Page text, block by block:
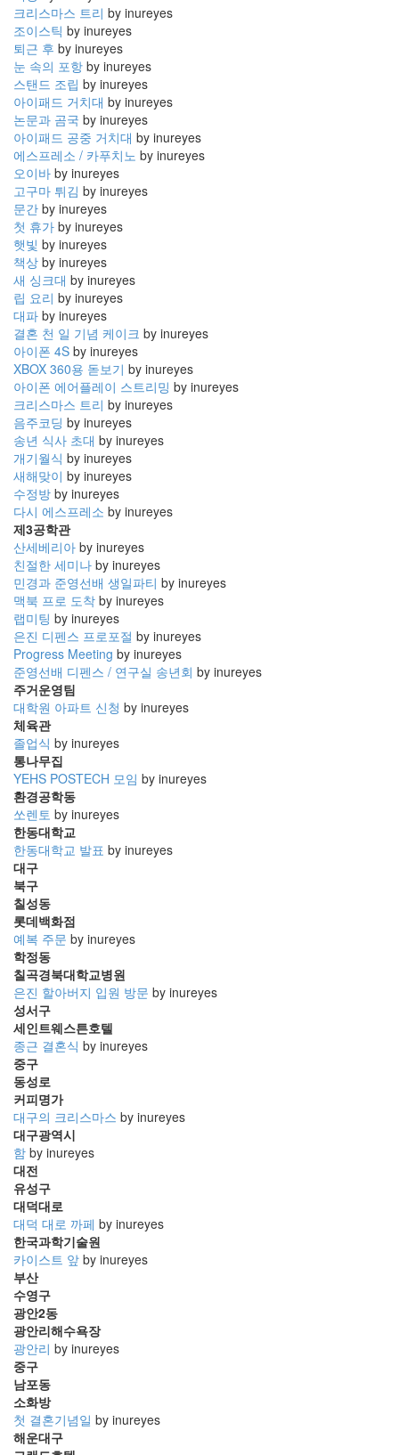
크리스마스 트리 by inureyes
조이스틱 by inureyes
퇴근 후 by inureyes
눈 속의 포항 by inureyes
스탠드 조립 by inureyes
아이패드 거치대 by inureyes
논문과 곰국 by inureyes
아이패드 공중 거치대 by inureyes
에스프레소 / 카푸치노 by inureyes
오이바 by inureyes
고구마 튀김 by inureyes
문간 by inureyes
첫 휴가 by inureyes
햇빛 by inureyes
책상 by inureyes
새 싱크대 by inureyes
립 요리 by inureyes
대파 by inureyes
결혼 천 일 기념 케이크 by inureyes
아이폰 4S by inureyes
XBOX 360용 돋보기 by inureyes
아이폰 에어플레이 스트리밍 by inureyes
크리스마스 트리 by inureyes
음주코딩 by inureyes
송년 식사 초대 by inureyes
개기월식 by inureyes
새해맞이 by inureyes
수정방 by inureyes
다시 에스프레소 by inureyes
제3공학관
산세베리아 by inureyes
친절한 세미나 by inureyes
민경과 준영선배 생일파티 by inureyes
맥북 프로 도착 by inureyes
랩미팅 by inureyes
은진 디펜스 프로포절 by inureyes
Progress Meeting by inureyes
준영선배 디펜스 / 연구실 송년회 by inureyes
주거운영팀
대학원 아파트 신청 by inureyes
체육관
졸업식 by inureyes
통나무집
YEHS POSTECH 모임 by inureyes
환경공학동
쏘렌토 by inureyes
한동대학교
한동대학교 발표 by inureyes
대구
북구
칠성동
롯데백화점
예복 주문 by inureyes
학정동
칠곡경북대학교병원
은진 할아버지 입원 방문 by inureyes
성서구
세인트웨스튼호텔
종근 결혼식 by inureyes
중구
동성로
커피명가
대구의 크리스마스 by inureyes
대구광역시
함 by inureyes
대전
유성구
대덕대로
대덕 대로 까페 by inureyes
한국과학기술원
카이스트 앞 by inureyes
부산
수영구
광안2동
광안리해수욕장
광안리 by inureyes
중구
남포동
소화방
첫 결혼기념일 by inureyes
해운대구